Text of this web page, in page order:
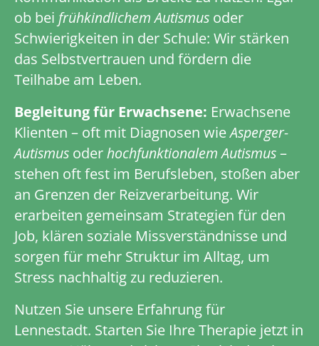
ob bei frühkindlichem Autismusoder
Schwierigkeiten in der Schule: Wir stärken
das Selbstvertrauen und fördern die
Teilhabe am Leben.
Begleitung für Erwachsene: Erwachsene
Klienten – oft mit Diagnosen wieAsperger-
Autismusoderhochfunktionalem Autismus–
stehen oft fest im Berufsleben, stoßen aber
an Grenzen der Reizverarbeitung. Wir
erarbeiten gemeinsam Strategien für den
Job, klären soziale Missverständnisse und
sorgen für mehr Struktur im Alltag, um
Stress nachhaltig zu reduzieren.
Nutzen Sie unsere Erfahrung für
Lennestadt. Starten Sie Ihre Therapie jetzt in